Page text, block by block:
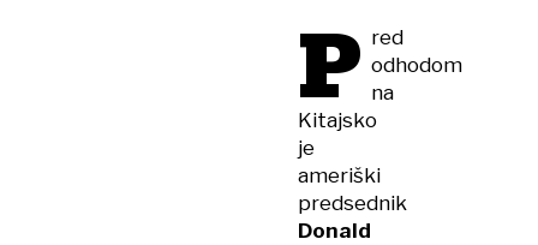
P red
odhodom
na
Kitajsko
je
ameriški
predsednik
Donald